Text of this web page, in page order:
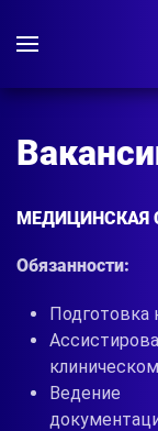
МЕДИЦИНСКАЯ
Обязанности:
Подготовка
Ведение